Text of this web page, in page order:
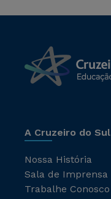
A Cruzeiro do Sul
Nossa História
Sala de Imprensa
Trabalhe Conosco